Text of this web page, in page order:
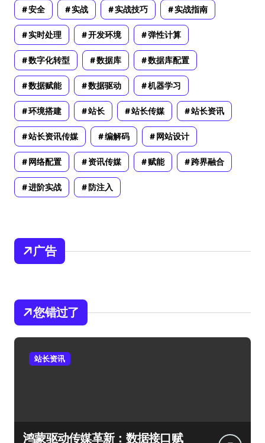
安全 实战 实战技巧 实战指南
实时处理 开发环境 弹性计算
数字化转型 数据库 数据库配置
数据赋能 数据驱动 机器学习
环境搭建 站长 站长传媒 站长资讯
站长资讯传媒 编解码 网站设计
网络配置 资讯传媒 赋能 跨界融合
进阶实战 防注入
广告
您错过了
站长资讯
鸿蒙驱动传媒革新：数据接口赋